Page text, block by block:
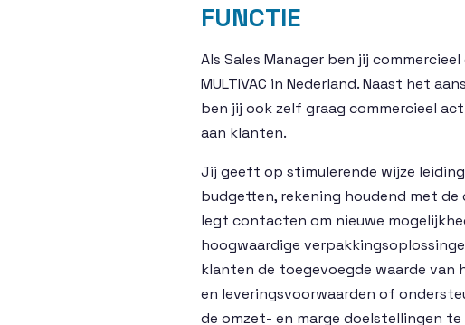
FUNCTIE
Als Sales Manager ben jij
MULTIVAC in Nederland. Naast het
ben jij ook zelf graag commercieel
aan klanten.
Jij geeft op stimulerende wijze
budgetten, rekening houdend met de
legt contacten om nieuwe
hoogwaardige
klanten de toegevoegde waarde van
en leveringsvoorwaarden of
de omzet- en marge doelstellingen te